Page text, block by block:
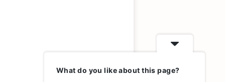
What do you like about this page?